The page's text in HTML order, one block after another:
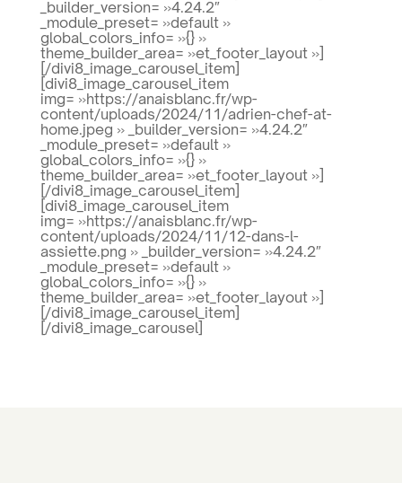
_builder_version= »4.24.2″
_module_preset= »default »
global_colors_info= »{} »
theme_builder_area= »et_footer_layout »]
[/divi8_image_carousel_item]
[divi8_image_carousel_item
img= »https://anaisblanc.fr/wp-
content/uploads/2024/11/adrien-chef-at-
home.jpeg » _builder_version= »4.24.2″
_module_preset= »default »
global_colors_info= »{} »
theme_builder_area= »et_footer_layout »]
[/divi8_image_carousel_item]
[divi8_image_carousel_item
img= »https://anaisblanc.fr/wp-
content/uploads/2024/11/12-dans-l-
assiette.png » _builder_version= »4.24.2″
_module_preset= »default »
global_colors_info= »{} »
theme_builder_area= »et_footer_layout »]
[/divi8_image_carousel_item]
[/divi8_image_carousel]